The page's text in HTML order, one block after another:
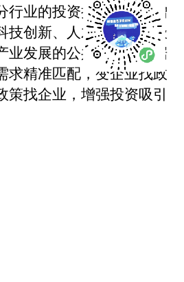
行业的投资拉动、提质增
技创新、人才集聚等区级
业发展的公共政策，根据
求精准匹配，变企业找政
策找企业，增强投资吸引